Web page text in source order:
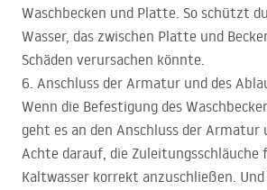
Waschbecken und Platte. So schützt
Wasser, das zwischen Platte und
Schäden verursachen könnte.
6. Anschluss der Armatur und des
Wenn die Befestigung des
geht es an den Anschluss der Armatur
Achte darauf, die Zuleitungsschläuche
Kaltwasser korrekt anzuschließen.